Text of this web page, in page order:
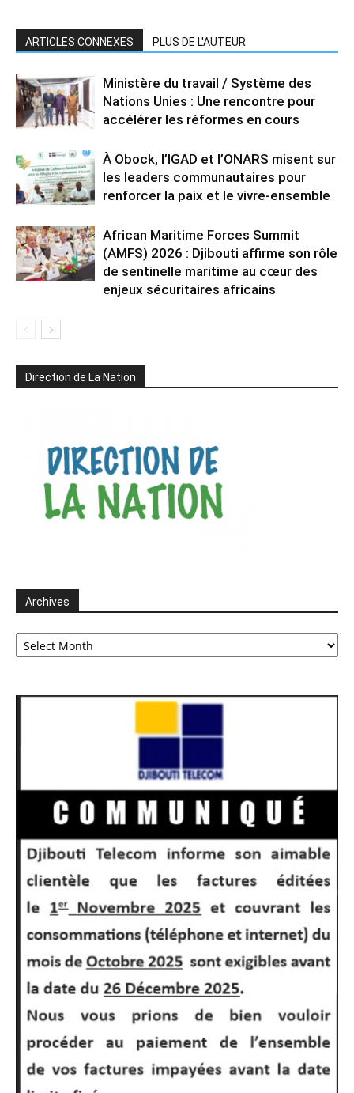
ARTICLES CONNEXES PLUS DE L'AUTEUR
Ministère du travail / Système des
Nations Unies : Une rencontre pour
accélérer les réformes en cours
À Obock, l’IGAD et l’ONARS misent sur
les leaders communautaires pour
renforcer la paix et le vivre-ensemble
African Maritime Forces Summit
(AMFS) 2026 : Djibouti affirme son rôle
de sentinelle maritime au cœur des
enjeux sécuritaires africains
Direction de La Nation
Archives
Archives